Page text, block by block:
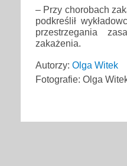
– Przy chorobach
podkreślił
przestrzegania
zakażenia.
Autorzy: Olga Witek
Fotografie: Olga